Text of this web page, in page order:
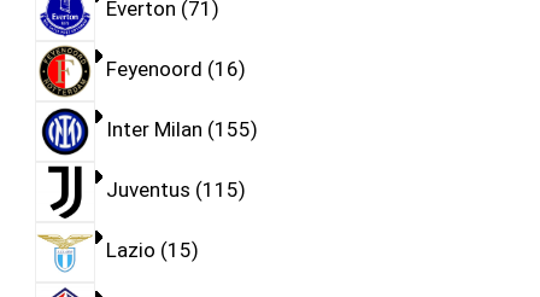
Everton 71
Feyenoord 16
Inter Milan 155
Juventus 115
Lazio 15